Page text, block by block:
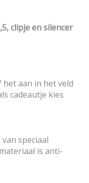
clipje en silencer
aan in het veld
cadeautje kies
speciaal
is anti-